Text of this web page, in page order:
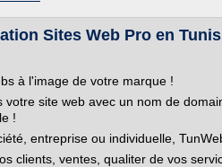
Sites Web Pro en
à l'image de votre marque !
votre site web avec un nom de
!
entreprise ou individuelle,
clients, ventes, qualiter de vos